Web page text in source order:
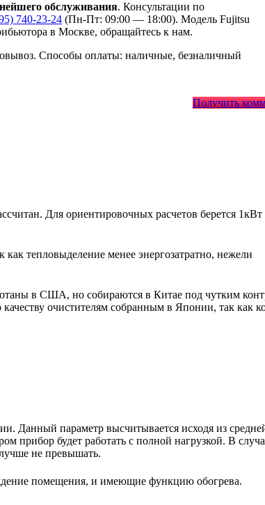
обслуживания. Консультации по
740-23-24 (Пн-Пт: 09:00 — 18:00). Модель Fujitsu
в Москве, обращайтесь к нам.
Способы оплаты: наличные, безналичный
Получить
Для ориентировочных расчетов берется 1кВт
тепловыделение менее энергозатратно, нежели
в США, но собираются в Китае под чутким
очистителям собранным в Японии, так как
Данный параметр высчитывается исходя из
прибор будет работать с полной нагрузкой. В
не превышать.
помещения, и имеющие функцию обогрева.